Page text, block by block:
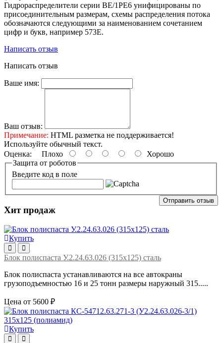
Гидрораспределители серии ВЕ/1РЕ6 унифицированы по
присоединительным размерам, схемы распределения потока
обозначаются следующими за наименованием сочетанием
цифр и букв, например 573Е.
Написать отзыв
Написать отзыв
Ваше имя:
Ваш отзыв:
Примечание: HTML разметка не поддерживается!
Используйте обычный текст.
Оценка: Плохо
Хорошо
Защита от роботов
Введите код в поле
Отправить отзыв
Хит продаж
Купить
Блок полиспаста У.2.24.63.026 (315х125) сталь
Блок полиспаста устанавливаются на все автокраны
грузоподъемностью 16 и 25 тонн размеры наружный 315.....
Цена от 5600 ₽
Купить